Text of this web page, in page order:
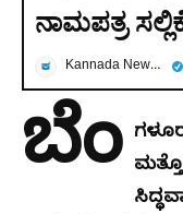
ನಾಮಪತ್ರ
Kannada News Now
ಬೆಂ